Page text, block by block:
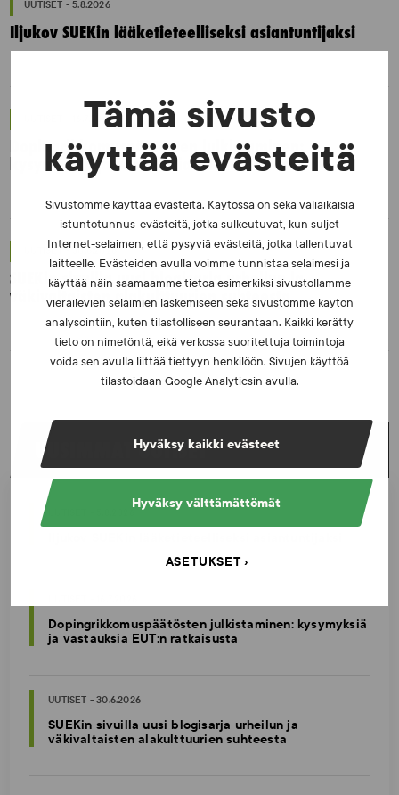
Tämä sivusto
käyttää evästeitä
Sivustomme käyttää evästeitä. Käytössä on sekä väliaikaisia
istuntotunnus-evästeitä, jotka sulkeutuvat, kun suljet
Internet-selaimen, että pysyviä evästeitä, jotka tallentuvat
laitteelle. Evästeiden avulla voimme tunnistaa selaimesi ja
käyttää näin saamaamme tietoa esimerkiksi sivustollamme
vierailevien selaimien laskemiseen sekä sivustomme käytön
analysointiin, kuten tilastolliseen seurantaan. Kaikki kerätty
tieto on nimetöntä, eikä verkossa suoritettuja toimintoja
voida sen avulla liittää tiettyyn henkilöön. Sivujen käyttöä
tilastoidaan Google Analyticsin avulla.
Hyväksy kaikki evästeet
Hyväksy välttämättömät
ASETUKSET
UUTISET - 5.8.2026
Iljukov SUEKin lääketieteelliseksi asiantuntijaksi
UUTISET - 16.7.2026
Dopingrikkomuspäätösten julkistaminen:
kysymyksiä ja vastauksia EUT:n ratkaisusta
UUTISET - 30.6.2026
SUEKin sivuilla uusi blogisarja urheilun ja
väkivaltaisten alakulttuurien suhteesta
UUSIMMAT UUTISET
Dopingrikkomuspäätösten julkistaminen: kysymyksiä
ja vastauksia EUT:n ratkaisusta
UUTISET - 30.6.2026
SUEKin sivuilla uusi blogisarja urheilun ja
väkivaltaisten alakulttuurien suhteesta